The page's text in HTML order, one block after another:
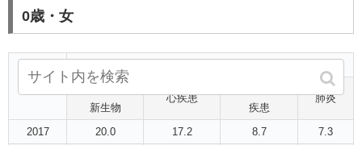
0歳・女
年
新生物
心疾患
疾患
肺炎
2017 20.0 17.2 8.7
7.3